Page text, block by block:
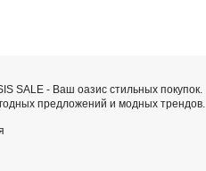
SALE - Ваш оазис стильных покупок.
предложений и модных трендов.